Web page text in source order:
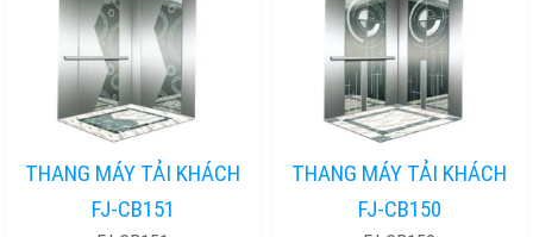
THANG MÁY TẢI KHÁCH
FJ-CB151
THANG MÁY TẢI KHÁCH
FJ-CB150